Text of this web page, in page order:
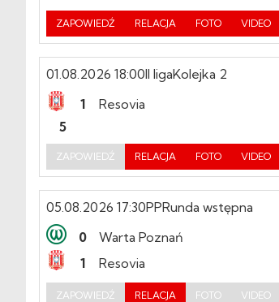
ZAPOWIEDŹ RELACJA FOTO VIDEO
01.08.2026 18:00II ligaKolejka 2
1
Resovia
5
ZAPOWIEDŹ RELACJA FOTO VIDEO
05.08.2026 17:30PPRunda wstępna
0
Warta Poznań
1
Resovia
ZAPOWIEDŹ RELACJA FOTO VIDEO